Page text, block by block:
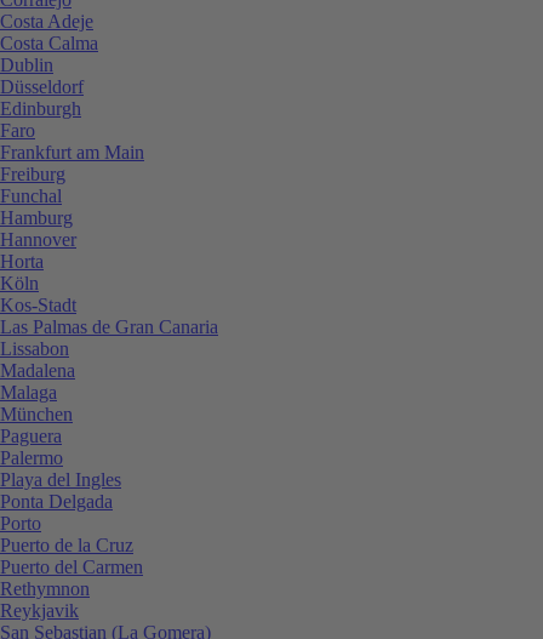
Costa Adeje
Costa Calma
Dublin
Düsseldorf
Edinburgh
Faro
Frankfurt am Main
Freiburg
Funchal
Hamburg
Hannover
Horta
Köln
Kos-Stadt
Las Palmas de Gran Canaria
Lissabon
Madalena
Malaga
München
Paguera
Palermo
Playa del Ingles
Ponta Delgada
Porto
Puerto de la Cruz
Puerto del Carmen
Rethymnon
Reykjavik
San Sebastian (La Gomera)